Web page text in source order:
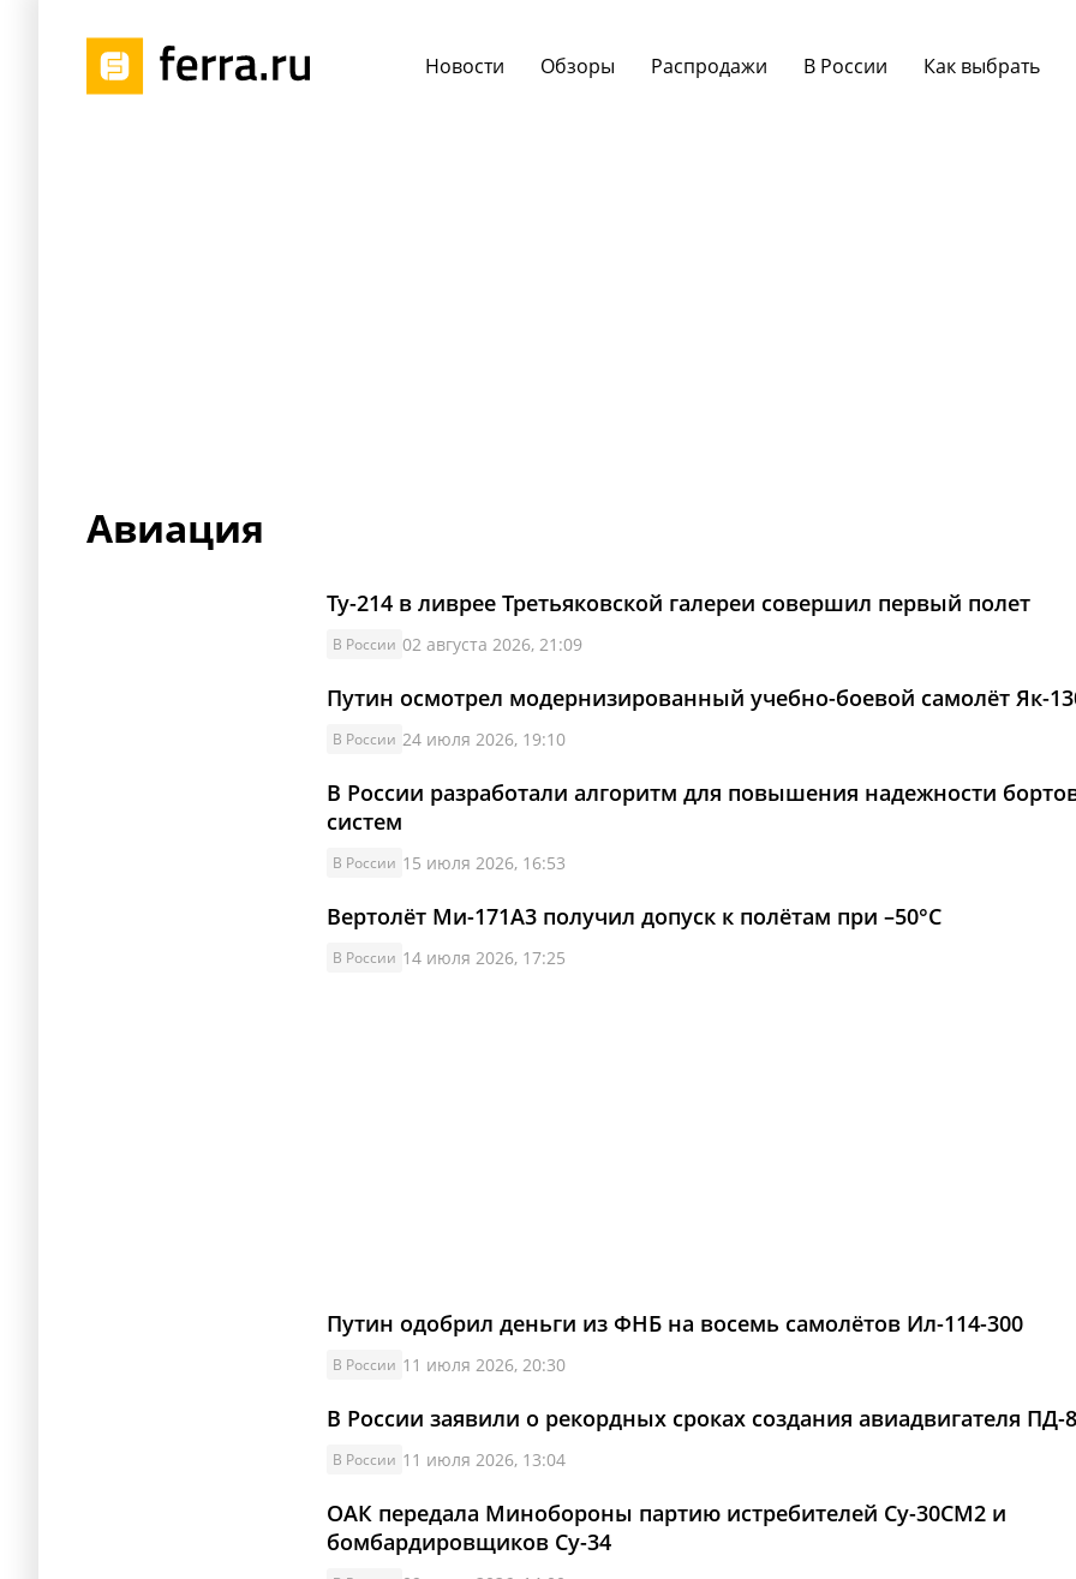
Новости Обзоры Распродажи В России Как выбрать
Авиация
Ту-214 в ливрее Третьяковской галереи совершил первый полет
В России 02 августа 2026, 21:09
Путин осмотрел модернизированный учебно-боевой самолёт Як-
В России 24 июля 2026, 19:10
В России разработали алгоритм для повышения надежности
систем
В России 15 июля 2026, 16:53
Вертолёт Ми-171А3 получил допуск к полётам при –50°C
В России 14 июля 2026, 17:25
Путин одобрил деньги из ФНБ на восемь самолётов Ил-114-300
В России 11 июля 2026, 20:30
В России заявили о рекордных сроках создания авиадвигателя ПД-8
В России 11 июля 2026, 13:04
ОАК передала Минобороны партию истребителей Су-30СМ2 и
бомбардировщиков Су-34